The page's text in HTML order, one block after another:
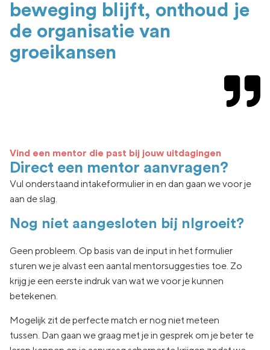
beweging blijft, onthoud je
de organisatie van
groeikansen
Vind een mentor die past bij jouw uitdagingen
Direct een mentor aanvragen?
Vul onderstaand intakeformulier in en dan gaan we voor je
aan de slag.
Nog niet aangesloten bij nlgroeit?
Geen probleem. Op basis van de input in het formulier
sturen we je alvast een aantal mentorsuggesties toe. Zo
krijg je een eerste indruk van watwe voor je kunnen
betekenen.
Mogelijk zit deperfecte match er nog niet meteen
tussen. Dan gaan we graag met je in gesprek om je beter te